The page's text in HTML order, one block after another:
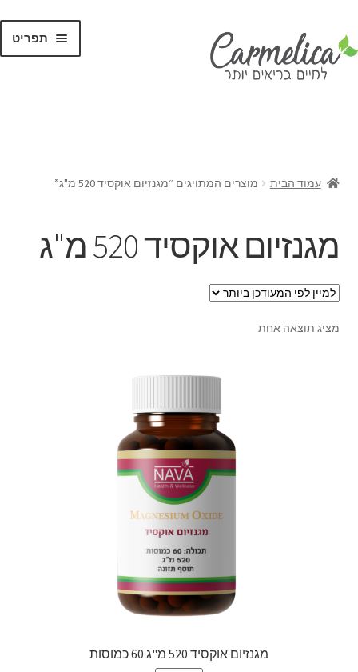
תפריט
עמוד הבית מוצרים המתויגים “מגנזיום אוקסיד 520 מ"ג”
מגנזיום אוקסיד 520 מ"ג
מציג תוצאה אחת
מגנזיום אוקסיד 520 מ"ג 60 כמוסות